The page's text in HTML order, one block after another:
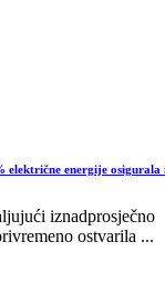
električne energije osigurala
iznadprosječno
ostvarila ...